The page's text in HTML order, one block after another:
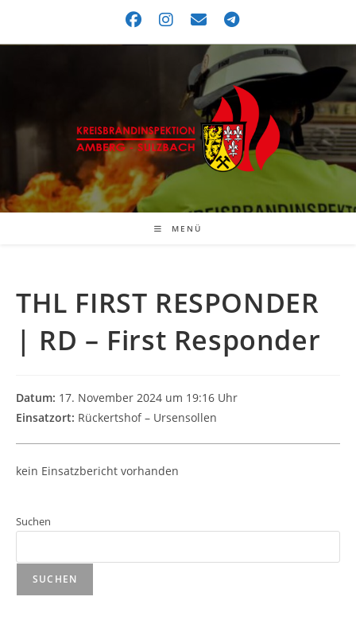
MENÜ
THL FIRST RESPONDER
| RD – First Responder
Datum: 17. November 2024 um 19:16 Uhr
Einsatzort: Rückertshof – Ursensollen
kein Einsatzbericht vorhanden
Suchen
SUCHEN